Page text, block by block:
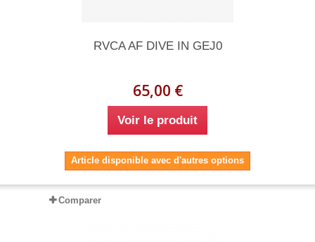
RVCA AF DIVE IN GEJ0
65,00 €
Voir le produit
Article disponible avec d'autres options
Comparer